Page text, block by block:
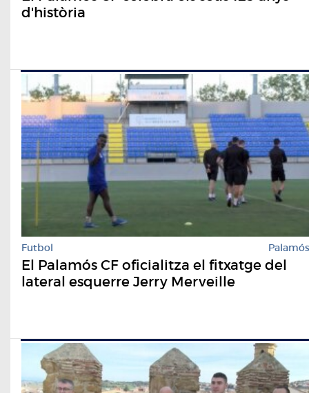
d'història
Futbol Palamós
El Palamós CF oficialitza el fitxatge del
lateral esquerre Jerry Merveille